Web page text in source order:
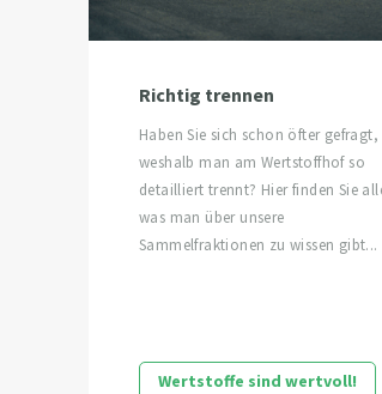
Richtig trennen
Haben Sie sich schon öfter gefragt,
weshalb man am Wertstoffhof so
detailliert trennt? Hier finden Sie
was man über unsere
Sammelfraktionen zu wissen gibt...
Wertstoffe sind wertvoll!